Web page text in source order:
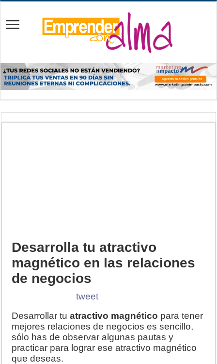
Desarrolla tu atractivo
magnético en las relaciones
de negocios
tweet
Desarrollar tuatractivo magnético para tener
mejores relaciones de negocios es sencillo,
sólo has de observar algunas pautas y
practicar para lograr ese atractivo magnético
que deseas.